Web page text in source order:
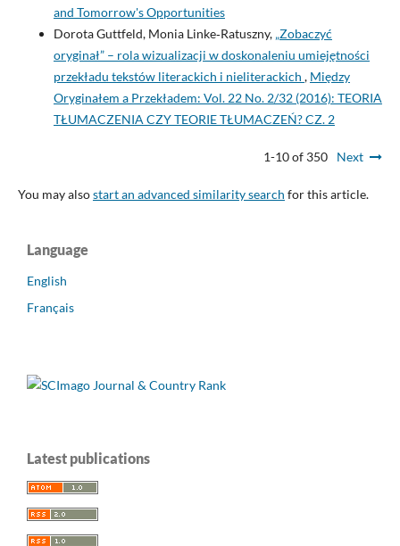
and Tomorrow's Opportunities
Dorota Guttfeld, Monia Linke‑Ratuszny, „Zobaczyć
oryginał” – rola wizualizacji w doskonaleniu umiejętności
przekładu tekstów literackich i nieliterackich , Między
Oryginałem a Przekładem: Vol. 22 No. 2/32 (2016): TEORIA
TŁUMACZENIA CZY TEORIE TŁUMACZEŃ? CZ. 2
1-10 of 350 Next
You may alsostart an advanced similarity search for this article.
Language
English
Français
Latest publications